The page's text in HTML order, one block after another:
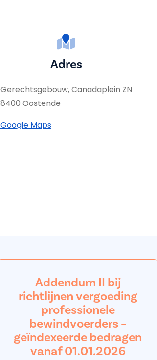
Adres
Gerechtsgebouw, Canadaplein ZN
8400 Oostende
Google Maps
Addendum II bij
richtlijnen vergoeding
professionele
bewindvoerders –
geïndexeerde bedragen
vanaf 01.01.2026